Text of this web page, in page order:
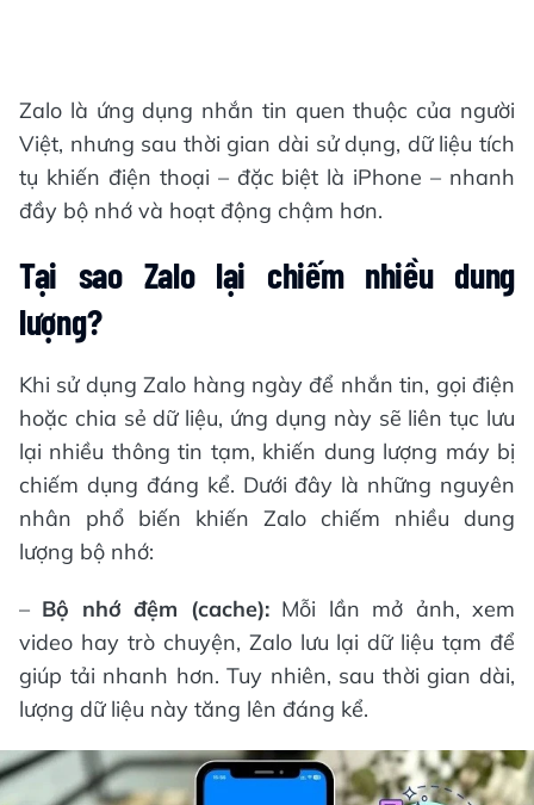
Zalo là ứng dụng nhắn tin quen thuộc của người
Việt, nhưng sau thời gian dài sử dụng, dữ liệu tích
tụ khiến điện thoại – đặc biệt là iPhone – nhanh
đầy bộ nhớ và hoạt động chậm hơn.
Tại sao Zalo lại chiếm nhiều dung
lượng?
Khi sử dụng Zalo hàng ngày để nhắn tin, gọi điện
hoặc chia sẻ dữ liệu, ứng dụng này sẽ liên tục lưu
lại nhiều thông tin tạm, khiến dung lượng máy bị
chiếm dụng đáng kể. Dưới đây là những nguyên
nhân phổ biến khiến Zalo chiếm nhiều dung
lượng bộ nhớ:
– Bộ nhớ đệm (cache):Mỗi lần mở ảnh, xem
video hay trò chuyện, Zalo lưu lại dữ liệu tạm để
giúp tải nhanh hơn. Tuy nhiên, sau thời gian dài,
lượng dữ liệu này tăng lên đáng kể.